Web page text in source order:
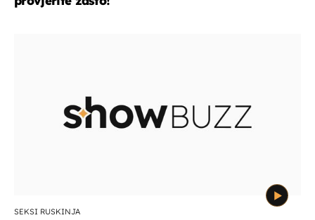
SEKSI RUSKINJA